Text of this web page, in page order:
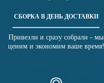
СБОРКА В ДЕНЬ ДОСТАВКИ
Привезли и сразу собрали - мы
ценим и экономим ваше время!